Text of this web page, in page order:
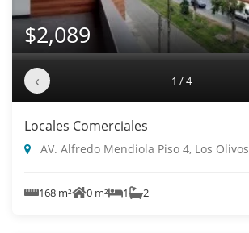
$2,089
‹ 1 / 4
Locales Comerciales
AV. Alfredo Mendiola Piso 4, Los Olivos
168 m² 0 m² 1 2